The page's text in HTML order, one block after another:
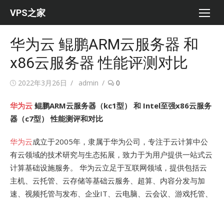
VPS之家
华为云 鲲鹏ARM云服务器 和
x86云服务器 性能评测对比
Posted
2022年3月26日 Author
admin 0
华为云 鲲鹏ARM云服务器（kc1型） 和 Intel至强x86云服务
器（c7型） 性能测评和对比
华为云成立于2005年，隶属于华为公司，专注于云计算中公
有云领域的技术研究与生态拓展，致力于为用户提供一站式云
计算基础设施服务。 华为云立足于互联网领域，提供包括云
主机、云托管、云存储等基础云服务、超算、内容分发与加
速、视频托管与发布、企业IT、云电脑、云会议、游戏托管、